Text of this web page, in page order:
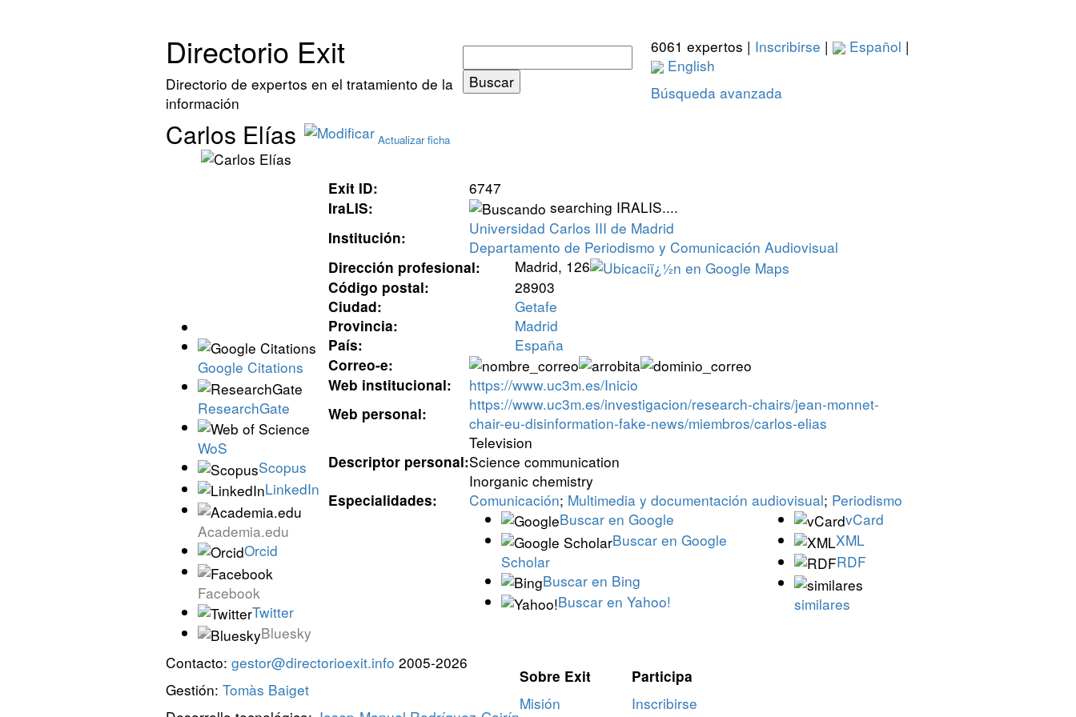
Directorio Exit
Directorio de expertos en el tratamiento de la
información
6061 expertos | Inscribirse | Español |
English
Búsqueda avanzada
Carlos Elías Actualizar ficha
Google Citations
ResearchGate
WoS
Scopus
LinkedIn
Academia.edu
Orcid
Facebook
Twitter
Bluesky
Exit ID: 6747
IraLIS: searching IRALIS....
Institución:
Universidad Carlos III de Madrid
Departamento de Periodismo y Comunicación Audiovisual
Dirección profesional: Madrid, 126
Código postal: 28903
Ciudad: Getafe
Provincia: Madrid
País: España
Correo-e:
Web institucional:
https://www.uc3m.es/Inicio
Web personal:
https://www.uc3m.es/investigacion/research-chairs/jean-monnet-
chair-eu-disinformation-fake-news/miembros/carlos-elias
Descriptor personal:
Television
Science communication
Inorganic chemistry
Especialidades: Comunicación; Multimedia y documentación audiovisual; Periodismo
Buscar en Google
Buscar en Google
Scholar
Buscar en Bing
Buscar en Yahoo!
vCard
XML
RDF
similares
Contacto: gestor@directorioexit.info 2005-2026
Gestión: Tomàs Baiget
Sobre Exit
Misión
Participa
Inscribirse